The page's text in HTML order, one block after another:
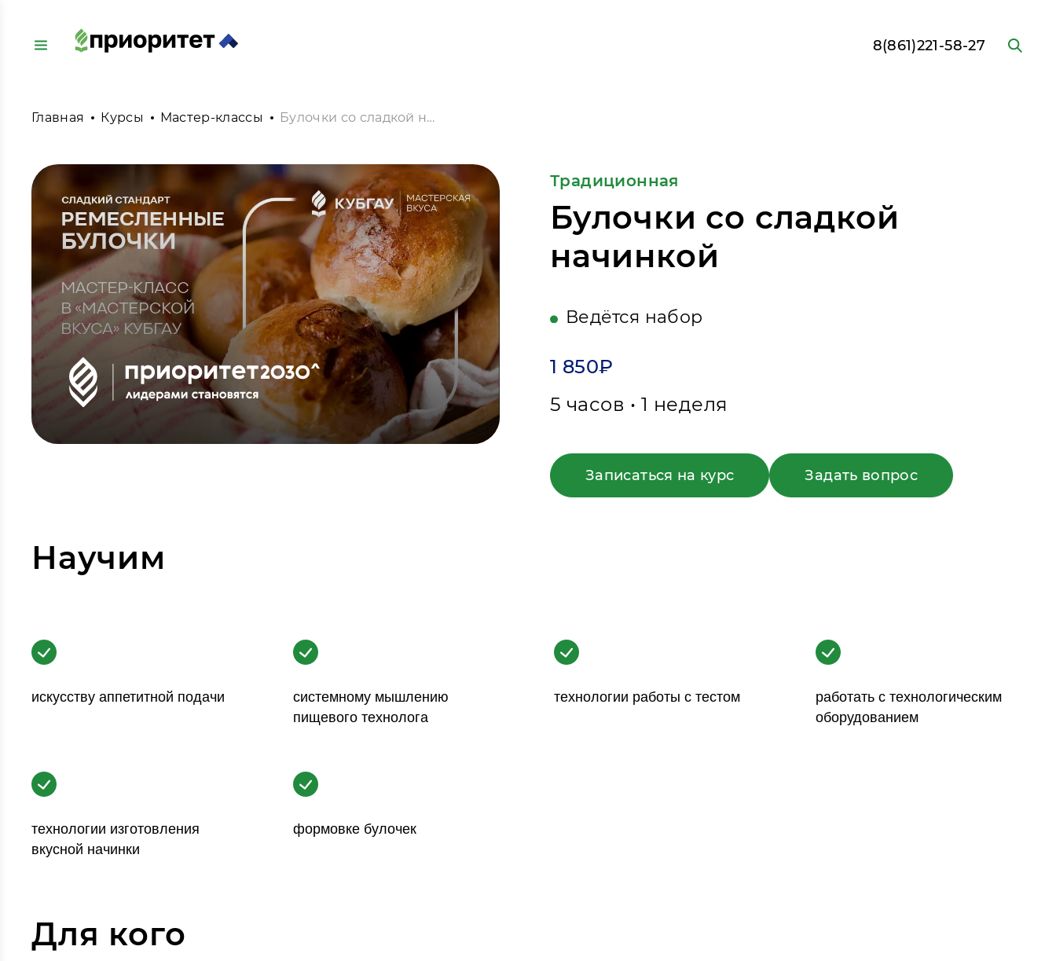
8(861)221-58-27
Главная Курсы Мастер-классы Булочки со сладкой начинкой
Традиционная
Булочки со сладкой
начинкой
Ведётся набор
1 850₽
5 часов • 1 неделя
Записаться на курс Задать вопрос
Научим
искусству аппетитной подачи
системному мышлению
пищевого технолога
технологии работы с тестом
работать с технологическим
оборудованием
технологии изготовления
вкусной начинки
формовке булочек
Для кого